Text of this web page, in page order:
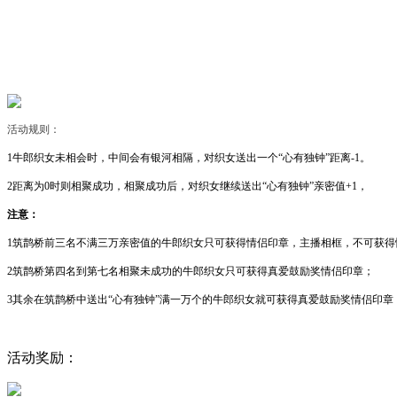
活动规则：
1牛郎织女未相会时，中间会有银河相隔，对织女送出一个“心有独钟”距离-1。
2距离为0时则相聚成功，相聚成功后，对织女继续送出“心有独钟”亲密值+1，
注意：
1筑鹊桥前三名不满三万亲密值的牛郎织女只可获得情侣印章，主播相框，不可获得
2筑鹊桥第四名到第七名相聚未成功的牛郎织女只可获得真爱鼓励奖情侣印章；
3其余在筑鹊桥中送出“心有独钟”满一万个的牛郎织女就可获得真爱鼓励奖情侣印章
活动奖励：